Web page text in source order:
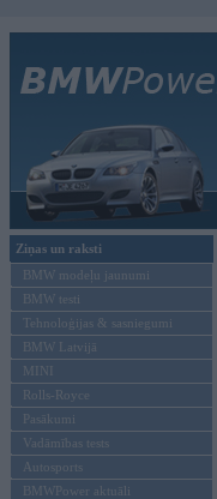
Ziņas un raksti
BMW modeļu jaunumi
BMW testi
Tehnoloģijas & sasniegumi
BMW Latvijā
MINI
Rolls-Royce
Pasākumi
Vadāmības tests
Autosports
BMWPower aktuāli